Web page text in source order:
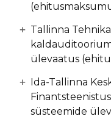
Tallinna
ülevaatus
Ida-Tallinna
süsteemide